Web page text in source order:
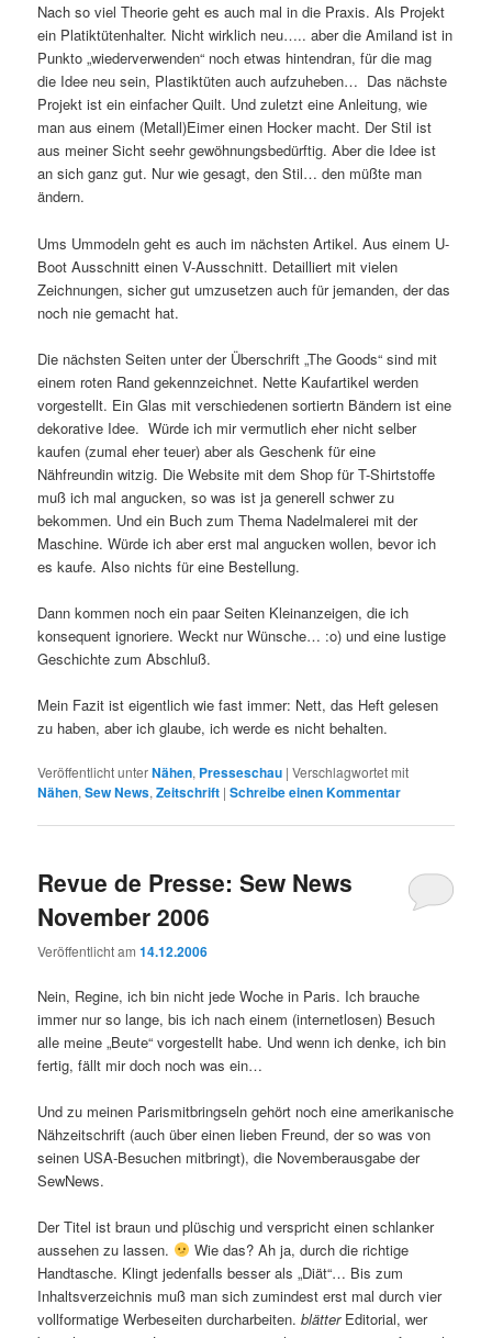
Nach so viel Theorie geht es auch mal in die Praxis. Als Projekt
ein Platiktütenhalter. Nicht wirklich neu….. aber die Amiland ist in
Punkto „wiederverwenden“ noch etwas hintendran, für die mag
die Idee neu sein, Plastiktüten auch aufzuheben… Das nächste
Projekt ist ein einfacher Quilt. Und zuletzt eine Anleitung, wie
man aus einem (Metall)Eimer einen Hocker macht. Der Stil ist
aus meiner Sicht seehr gewöhnungsbedürftig. Aber die Idee ist
an sich ganz gut. Nur wie gesagt, den Stil… den müßte man
ändern.
Ums Ummodeln geht es auch im nächsten Artikel. Aus einem U-
Boot Ausschnitt einen V-Ausschnitt. Detailliert mit vielen
Zeichnungen, sicher gut umzusetzen auch für jemanden, der das
noch nie gemacht hat.
Die nächsten Seiten unter der Überschrift „The Goods“ sind mit
einem roten Rand gekennzeichnet. Nette Kaufartikel werden
vorgestellt. Ein Glas mit verschiedenen sortiertn Bändern ist eine
dekorative Idee. Würde ich mir vermutlich eher nicht selber
kaufen (zumal eher teuer) aber als Geschenk für eine
Nähfreundin witzig. Die Website mit dem Shop für T-Shirtstoffe
muß ich mal angucken, so was ist ja generell schwer zu
bekommen. Und ein Buch zum Thema Nadelmalerei mit der
Maschine. Würde ich aber erst mal angucken wollen, bevor ich
es kaufe. Also nichts für eine Bestellung.
Dann kommen noch ein paar Seiten Kleinanzeigen, die ich
konsequent ignoriere. Weckt nur Wünsche… :o) und eine lustige
Geschichte zum Abschluß.
Mein Fazit ist eigentlich wie fast immer: Nett, das Heft gelesen
zu haben, aber ich glaube, ich werde es nicht behalten.
Veröffentlicht unterNähen, Presseschau |Verschlagwortet mit
Nähen,Sew News,Zeitschrift |Schreibe einen Kommentar
Revue de Presse: Sew News
November 2006
Veröffentlicht am14.12.2006
Nein, Regine, ich bin nicht jede Woche in Paris. Ich brauche
immer nur so lange, bis ich nach einem (internetlosen) Besuch
alle meine „Beute“ vorgestellt habe. Und wenn ich denke, ich bin
fertig, fällt mir doch noch was ein…
Und zu meinen Parismitbringseln gehört noch eine amerikanische
Nähzeitschrift (auch über einen lieben Freund, der so was von
seinen USA-Besuchen mitbringt), die Novemberausgabe der
SewNews.
Der Titel ist braun und plüschig und verspricht einen schlanker
aussehen zu lassen.
Wie das? Ah ja, durch die richtige
Handtasche. Klingt jedenfalls besser als „Diät“… Bis zum
Inhaltsverzeichnis muß man sich zumindest erst mal durch vier
vollformatige Werbeseiten durcharbeiten.blätterEditorial, wer